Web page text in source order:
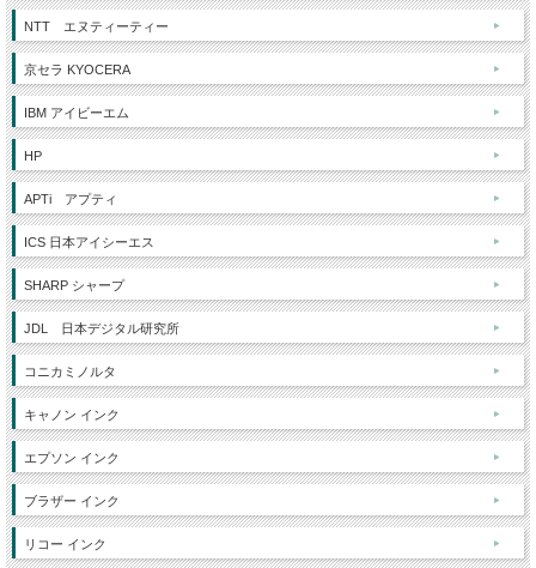
NTT エヌティーティー
京セラ KYOCERA
IBM アイビーエム
HP
APTi アプティ
ICS 日本アイシーエス
SHARP シャープ
JDL 日本デジタル研究所
コニカミノルタ
キャノン インク
エプソン インク
ブラザー インク
リコー インク